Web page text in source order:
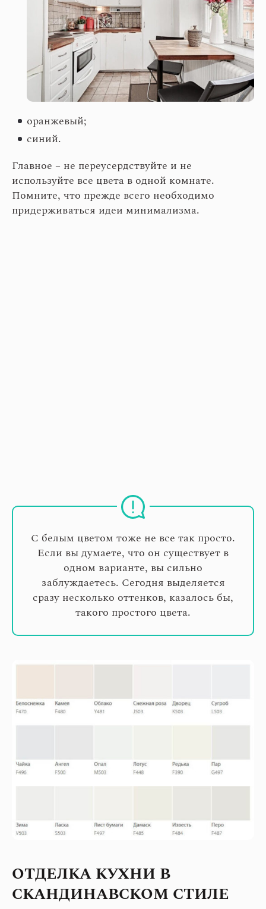
оранжевый;
синий.
Главное – не переусердствуйте и не
используйте все цвета в одной комнате.
Помните, что прежде всего необходимо
придерживаться идеи минимализма.
С белым цветом тоже не все так просто.
Если вы думаете, что он существует в
одном варианте, вы сильно
заблуждаетесь. Сегодня выделяется
сразу несколько оттенков, казалось бы,
такого простого цвета.
ОТДЕЛКА КУХНИ В
СКАНДИНАВСКОМ СТИЛЕ